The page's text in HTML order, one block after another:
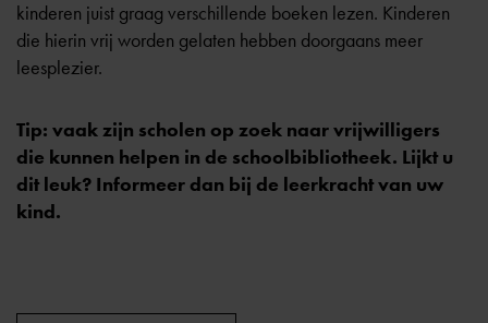
kinderen juist graag verschillende boeken lezen. Kinderen
die hierin vrij worden gelaten hebben doorgaans meer
leesplezier.
Tip: vaak zijn scholen op zoek naar vrijwilligers
die kunnen helpen in de schoolbibliotheek. Lijkt u
dit leuk? Informeer dan bij de leerkracht van uw
kind.